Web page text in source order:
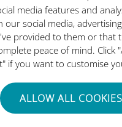
media features and
social media,
provided to them or that
peace of mind. Click
if you want to customise
ALLOW ALL COOKIES